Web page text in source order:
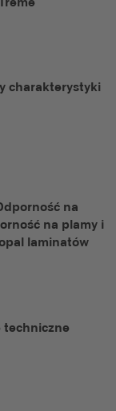
charakterystyki
na
na plamy i
laminatów
techniczne